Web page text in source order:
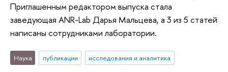
Приглашенным редактором выпуска стала
заведующая ANR-Lab Дарья Мальцева, а 3 из 5 статей
написаны сотрудниками лаборатории.
Наука публикации исследования и аналитика